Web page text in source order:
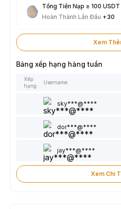
Tổng Tiền Nạp ≥ 100 USDT
Hoàn Thành Lần Đầu +30
Xem
Bảng xếp hạng hàng tuần
Xếp
hạng
Username
sky***@****
dor***@****
jay***@****
Xem Chi